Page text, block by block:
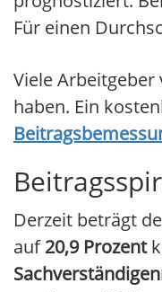
Für einen
Viele
haben. Ein
Derzeit beträgt
auf20,9 Prozent